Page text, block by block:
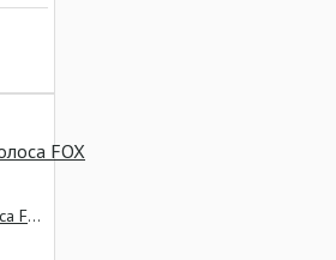
Мягкая нить для волоса FOX EDGES Hair Braid